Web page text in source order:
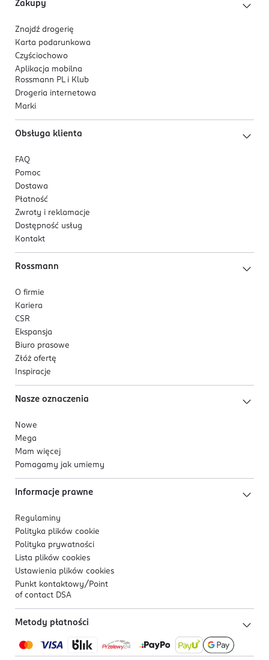
Co wyróżnia ten produkt?
Natychmiast łagodzi skórę po goleniu,
przynosząc ulgę i komfort.
Formuła z aloesem i prowitaminą B5
odpowiednia dla skóry normalnej i suchej.
Dla mężczyzn, którzy szukają
goleniu, która szybko koi podrażnioną skórę, wspiera
jej regenerację i zapewnia komfort oraz uczucie
świeżości po każdym goleniu.
Zakupy
Znajdź drogerię
Karta podarunkowa
Czyściochowo
Aplikacja mobilna
Rossmann PL i Klub
Drogeria internetowa
Marki
Obsługa klienta
FAQ
Pomoc
Dostawa
Płatność
Zwroty i reklamacje
Dostępność usług
Kontakt
Rossmann
O firmie
Kariera
CSR
Ekspansja
Biuro prasowe
Złóż ofertę
Inspiracje
Nasze oznaczenia
Nowe
Mega
Mam więcej
Pomagamy jak umiemy
Informacje prawne
Regulaminy
Polityka plików cookie
Polityka prywatności
Lista plików cookies
Ustawienia plików cookies
Punkt kontaktowy/ Point
of contact DSA
Metody płatności